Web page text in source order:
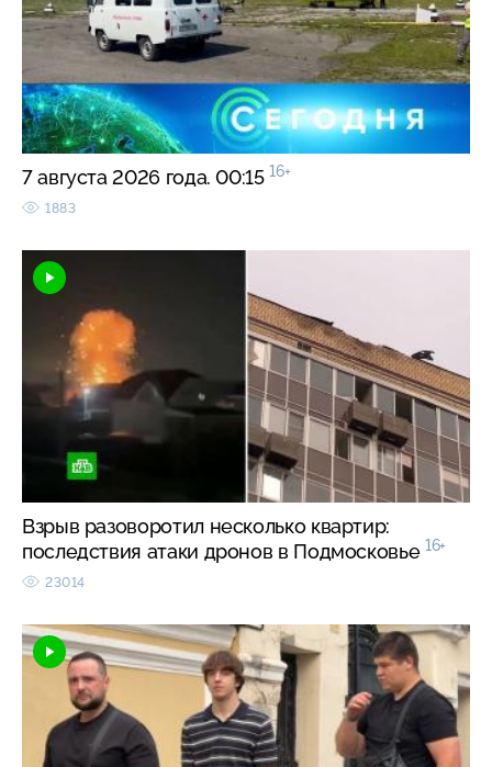
7 августа 2026 года. 00:15 16+
1883
Взрыв разоворотил несколько квартир:
последствия атаки дронов в Подмосковье 16+
23014